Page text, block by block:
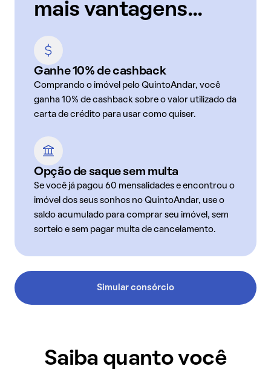
mais vantagens...
Ganhe 10% de cashback
Comprando o imóvel pelo QuintoAndar, você
ganha 10% de cashback sobre o valor utilizado da
carta de crédito para usar como quiser.
Opção de saque sem multa
Se você já pagou 60 mensalidades e encontrou o
imóvel dos seus sonhos no QuintoAndar, use o
saldo acumulado para comprar seu imóvel, sem
sorteio e sem pagar multa de cancelamento.
Simular consórcio
Saiba quanto você